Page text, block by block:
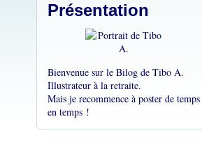
Présentation
Bienvenue sur le Bilog de Tibo A.
Illustrateur à la retraite.
Mais je recommence à poster de temps
en temps !